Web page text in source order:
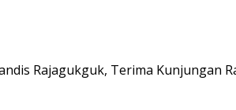
Rajagukguk, Terima Kunjungan